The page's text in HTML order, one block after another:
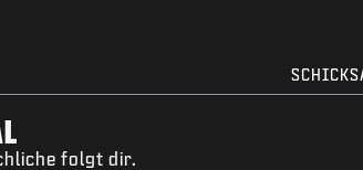
folgt dir.